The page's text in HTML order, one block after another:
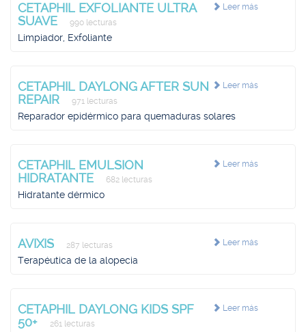
Leer más
CETAPHIL EXFOLIANTE ULTRA
SUAVE
990 lecturas
Limpiador, Exfoliante
Leer más
CETAPHIL DAYLONG AFTER SUN
REPAIR
971 lecturas
Reparador epidérmico para quemaduras solares
Leer más
CETAPHIL EMULSION
HIDRATANTE
682 lecturas
Hidratante dérmico
Leer más
AVIXIS 287 lecturas
Terapéutica de la alopecia
Leer más
CETAPHIL DAYLONG KIDS SPF
50+
261 lecturas